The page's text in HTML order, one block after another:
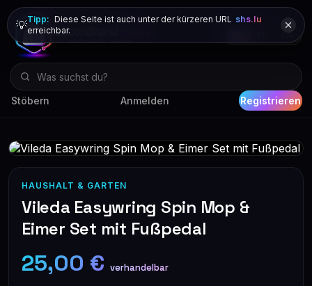
Stöbern Anmelden Registrieren
💡Tipp: Diese Seite ist auch unter der kürzeren URL shs.lu
erreichbar.
HAUSHALT & GARTEN
Vileda Easywring Spin Mop &
Eimer Set mit Fußpedal
25,00 € verhandelbar